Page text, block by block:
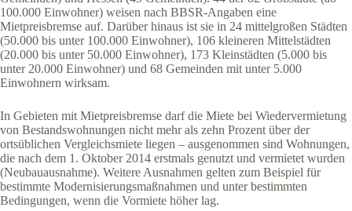
100.000 Einwohner) weisen nach BBSR-Angaben eine
Mietpreisbremse auf. Darüber hinaus ist sie in 24 mittelgroßen Städten
(50.000 bis unter 100.000 Einwohner), 106 kleineren Mittelstädten
(20.000 bis unter 50.000 Einwohner), 173 Kleinstädten (5.000 bis
unter 20.000 Einwohner) und 68 Gemeinden mit unter 5.000
Einwohnern wirksam.
In Gebieten mit Mietpreisbremse darf die Miete bei Wiedervermietung
von Bestandswohnungen nicht mehr als zehn Prozent über der
ortsüblichen Vergleichsmiete liegen – ausgenommen sind Wohnungen,
die nach dem 1. Oktober 2014 erstmals genutzt und vermietet wurden
(Neubauausnahme). Weitere Ausnahmen gelten zum Beispiel für
bestimmte Modernisierungsmaßnahmen und unter bestimmten
Bedingungen, wenn die Vormiete höher lag.